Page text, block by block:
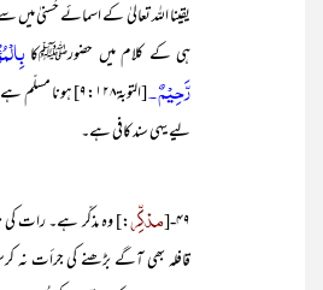
یقینا اللہ تعالیٰ کے اسمائے حُسنیٰ میں
ہی کے کلام میں حضورﷺکا
رَّحِيْمٌ ۔
[التوبۃ۹:۱۲۸] ہونا
لیے یہی سند کافی ہے۔
۴۹-[ مذکِّر:] وہ مذکّر ہے۔ رات کی
قافلہ بھی آگے بڑھنے کی جرأت نہ